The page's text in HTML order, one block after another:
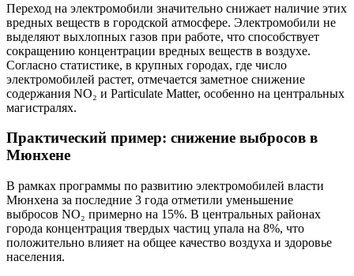
Переход на электромобили значительно снижает наличие этих
вредных веществ в городской атмосфере. Электромобили не
выделяют выхлопных газов при работе, что способствует
сокращению концентрации вредных веществ в воздухе.
Согласно статистике, в крупных городах, где число
электромобилей растет, отмечается заметное снижение
содержания NO₂ и Particulate Matter, особенно на центральных
магистралях.
Практический пример: снижение выбросов в
Мюнхене
В рамках программы по развитию электромобилей власти
Мюнхена за последние 3 года отметили уменьшение
выбросов NO₂ примерно на 15%. В центральных районах
города концентрация твердых частиц упала на 8%, что
положительно влияет на общее качество воздуха и здоровье
населения.